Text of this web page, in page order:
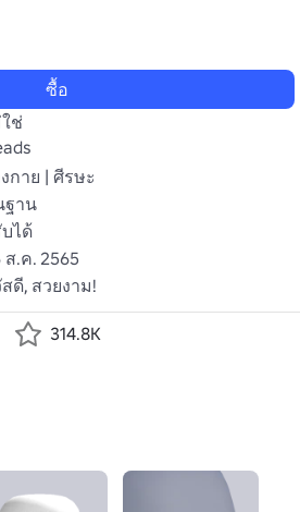
ซื้อ
ช่
กาย | ศีรษะ
าน
ได้
ส.ค. 2565
ดี, สวยงาม!
314.8K